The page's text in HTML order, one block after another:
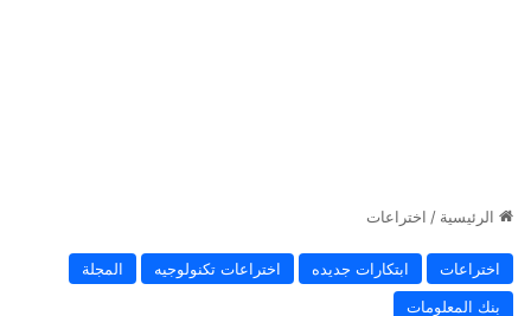
الرئيسية / اختراعات
اختراعات ابتكارات جديده اختراعات تكنولوجيه
المجلة
بنك المعلومات